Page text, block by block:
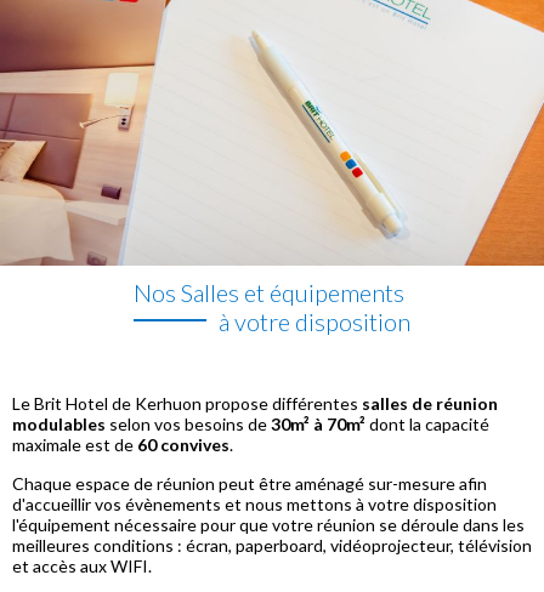
Nos Salles et équipements
à votre disposition
Le Brit Hotel de Kerhuon propose différentes salles de réunion
modulables selon vos besoins de30m² à 70m² dont la capacité
maximale est de 60 convives.
Chaque espace de réunion peut être aménagé sur-mesure afin
d'accueillir vos évènements et nous mettons à votre disposition
l'équipement nécessaire pour que votre réunion se déroule dans les
meilleures conditions : écran, paperboard, vidéoprojecteur, télévision
et accès aux WIFI.